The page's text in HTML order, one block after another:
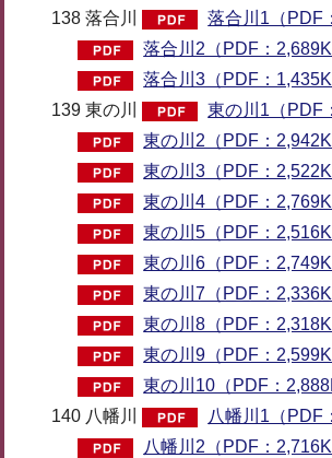
138 落合川
落合川1（PDF
落合川2（PDF：
落合川3（PDF：
139 東の川
東の川1（PDF
東の川2（PDF：
東の川3（PDF：
東の川4（PDF：
東の川5（PDF：
東の川6（PDF：
東の川7（PDF：
東の川8（PDF：
東の川9（PDF：
東の川10（PDF：
140 八幡川
八幡川1（PDF
八幡川2（PDF：